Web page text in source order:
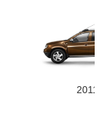
2011